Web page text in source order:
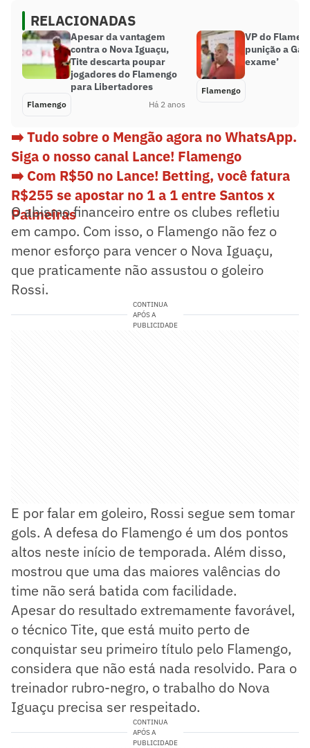
RELACIONADAS
Apesar da vantagem
contra o Nova Iguaçu,
Tite descarta poupar
jogadores do Flamengo
para Libertadores
Flamengo Há 2 anos
VP do
punição a
exame’
Flamengo
➡️ Tudo sobre o Mengão agora no WhatsApp.
Siga o nosso canal Lance! Flamengo
➡️ Com R$50 no Lance! Betting, você fatura
R$255 se apostar no 1 a 1 entre Santos x
Palmeiras
O abismo financeiro entre os clubes refletiu
em campo. Com isso, o Flamengo não fez o
menor esforço para vencer o Nova Iguaçu,
que praticamente não assustou o goleiro
Rossi.
CONTINUA
APÓS A
PUBLICIDADE
E por falar em goleiro, Rossi segue sem tomar
gols. A defesa do Flamengo é um dos pontos
altos neste início de temporada. Além disso,
mostrou que uma das maiores valências do
time não será batida com facilidade.
Apesar do resultado extremamente favorável,
o técnico Tite, que está muito perto de
conquistar seu primeiro título pelo Flamengo,
considera que não está nada resolvido. Para o
treinador rubro-negro, o trabalho do Nova
Iguaçu precisa ser respeitado.
CONTINUA
APÓS A
PUBLICIDADE